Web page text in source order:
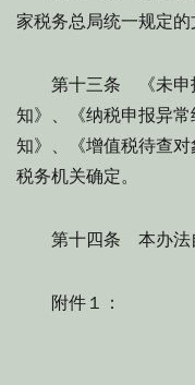
家税务总局统一规定的
第十三条 《未申报
知》、《纳税申报异
知》、《增值税待查
税务机关确定。
第十四条 本办法自
附件１：
增值税